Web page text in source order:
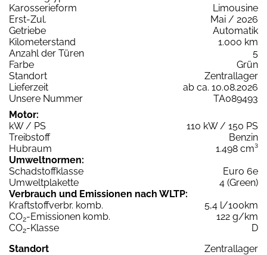
Karosserieform
Limousine
Erst-Zul.
Mai / 2026
Getriebe
Automatik
Kilometerstand
1.000 km
Anzahl der Türen
5
Farbe
Grün
Standort
Zentrallager
Lieferzeit
ab ca. 10.08.2026
Unsere Nummer
TA089493
Motor:
kW / PS
110 kW / 150 PS
Treibstoff
Benzin
Hubraum
1.498 cm³
Umweltnormen:
Schadstoffklasse
Euro 6e
Umweltplakette
4 (Green)
Verbrauch und Emissionen nach WLTP:
Kraftstoffverbr. komb.
5,4 l/100km
CO2-Emissionen komb.
122 g/km
CO2-Klasse
D
Standort
Zentrallager